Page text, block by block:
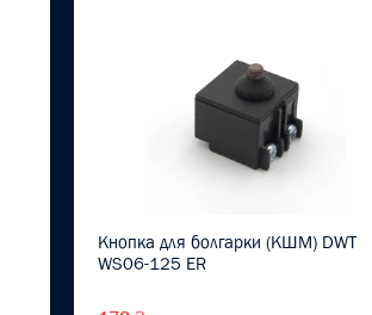
Кнопка для болгарки (КШМ) DWT
WS06-125 ER